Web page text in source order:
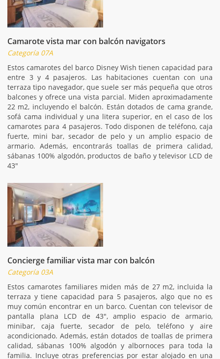
Camarote vista mar con balcón navigators
Categoría 07A
Estos camarotes del barco Disney Wish tienen capacidad para
entre 3 y 4 pasajeros. Las habitaciones cuentan con una
terraza tipo navegador, que suele ser más pequeña que otros
balcones y ofrece una vista parcial. Miden aproximadamente
22 m2, incluyendo el balcón. Están dotados de cama grande,
sofá cama individual y una litera superior, en el caso de los
camarotes para 4 pasajeros. Todo disponen de teléfono, caja
fuerte, mini bar, secador de pelo y un amplio espacio de
armario. Además, encontrarás toallas de primera calidad,
sábanas 100% algodón, productos de baño y televisor LCD de
43"
Concierge familiar vista mar con balcón
Categoría 03A
Estos camarotes familiares miden más de 27 m2, incluida la
terraza y tiene capacidad para 5 pasajeros, algo que no es
muy común encontrar en un barco. Cuentan con televisor de
pantalla plana LCD de 43", amplio espacio de armario,
minibar, caja fuerte, secador de pelo, teléfono y aire
acondicionado. Además, están dotados de toallas de primera
calidad, sábanas 100% algodón y albornoces para toda la
familia. Incluye otras preferencias por estar alojado en una